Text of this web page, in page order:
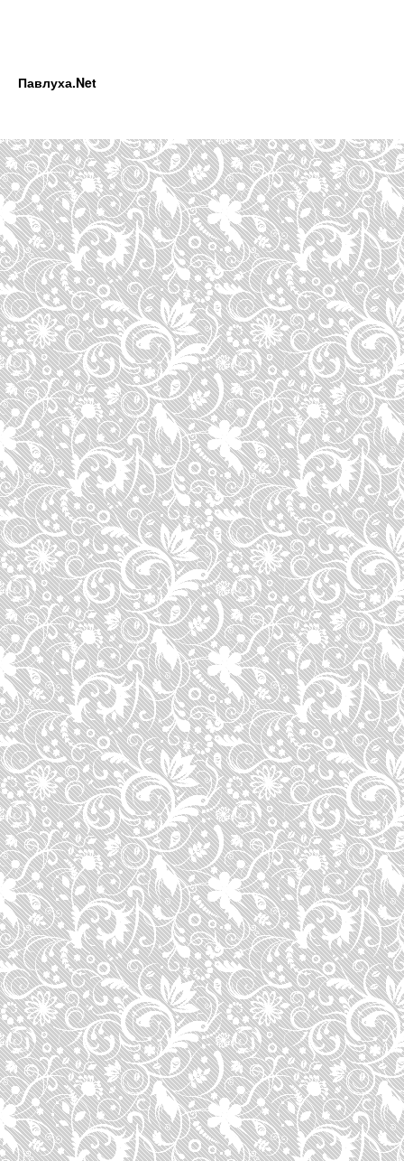
Павлуха.Net